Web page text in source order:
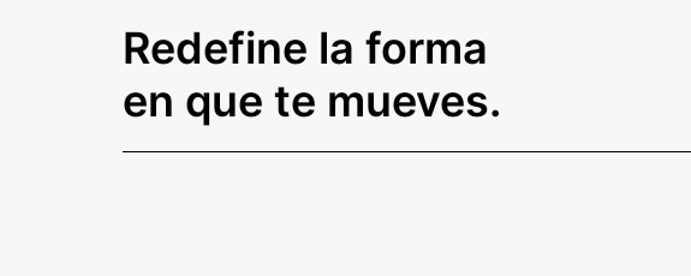
Redefine la forma
en que te mueves.